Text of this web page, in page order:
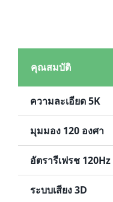
คุณสมบัติ
ความละเอียด 5K
มุมมอง 120 องศา
อัตรารีเฟรช 120Hz
ระบบเสียง 3D